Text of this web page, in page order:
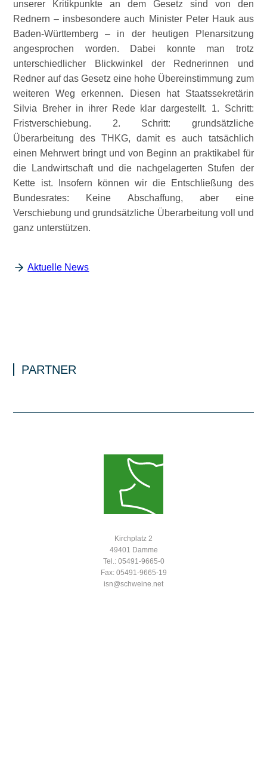
unserer Kritikpunkte an dem Gesetz sind von den
Rednern – insbesondere auch Minister Peter Hauk aus
Baden-Württemberg – in der heutigen Plenarsitzung
angesprochen worden. Dabei konnte man trotz
unterschiedlicher Blickwinkel der Rednerinnen und
Redner auf das Gesetz eine hohe Übereinstimmung zum
weiteren Weg erkennen. Diesen hat Staatssekretärin
Silvia Breher in ihrer Rede klar dargestellt. 1. Schritt:
Fristverschiebung. 2. Schritt: grundsätzliche
Überarbeitung des THKG, damit es auch tatsächlich
einen Mehrwert bringt und von Beginn an praktikabel für
die Landwirtschaft und die nachgelagerten Stufen der
Kette ist. Insofern können wir die Entschließung des
Bundesrates: Keine Abschaffung, aber eine
Verschiebung und grundsätzliche Überarbeitung voll und
ganz unterstützen.
Aktuelle News
PARTNER
Kirchplatz 2
49401 Damme
Tel.: 05491-9665-0
Fax: 05491-9665-19
isn@schweine.net